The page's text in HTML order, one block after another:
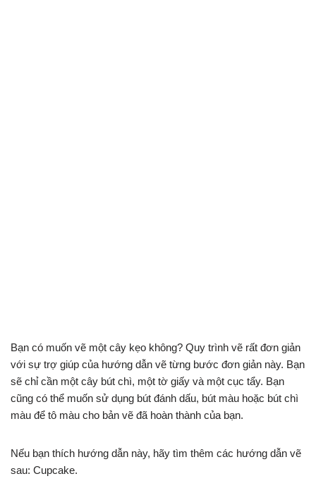
Bạn có muốn vẽ một cây kẹo không? Quy trình vẽ rất đơn giản
với sự trợ giúp của hướng dẫn vẽ từng bước đơn giản này. Bạn
sẽ chỉ cần một cây bút chì, một tờ giấy và một cục tẩy. Bạn
cũng có thể muốn sử dụng bút đánh dấu, bút màu hoặc bút chì
màu để tô màu cho bản vẽ đã hoàn thành của bạn.
Nếu bạn thích hướng dẫn này, hãy tìm thêm các hướng dẫn vẽ
sau: Cupcake.